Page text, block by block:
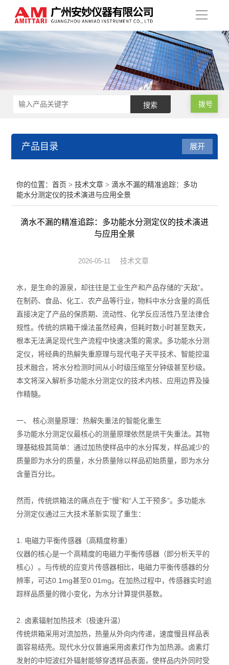
导
拨号
产品目录
超声波测厚仪
硬度计
光泽度仪
水分仪
转速表
透光率仪
频闪仪
风速计
声级计
照度计
温湿度仪
水活度仪
展开
你的位置：首页 >技术文章 > 滴水不漏的精准追踪：多功
能水分测定仪的技术演进与应用全景
滴水不漏的精准追踪：多功能水分测定仪的技术演进
与应用全景
2026-05-11 技术文章
水，是生命的源泉，却往往是工业生产和产品存储的“天敌”。
在制药、食品、化工、农产品等行业，物料中水分含量的高低
直接决定了产品的保质期、流动性、化学反应活性乃至法律合
规性。传统的烘箱干燥法虽然经典，但耗时数小时甚至数天，
根本无法满足现代生产流程中快速决策的需求。多功能水分测
定仪，将经典的热解失重原理与现代电子天平技术、智能控温
技术融合，将水分检测时间从小时级压缩至分钟级甚至秒级。
本文将深入解析多功能水分测定仪的技术内核、应用边界及操
作精髓。
一、 核心测量原理：热解失重法的智能化重生
多功能水分测定仪最核心的测量原理依然是烘干失重法。其物
理基础极其简单：通过加热使样品中的水分挥发，样品减少的
质量即为水分的质量，水分质量除以样品初始质量，即为水分
含量百分比。
然而，传统烘箱法的痛点在于“慢”和“人工干预多”。多功能水
分测定仪通过三大技术革新实现了重生：
1. 电磁力平衡传感器（高精度称重）
仪器的核心是一个高精度的电磁力平衡传感器（即分析天平的
核心）。与传统的应变片传感器相比，电磁力平衡传感器的分
辨率，可达0.1mg甚至0.01mg。在加热过程中，传感器实时追
踪样品质量的微小变化，为水分计算提供基数。
2. 卤素辐射加热技术（极速升温）
传统烘箱采用对流加热，热量从外向内传递，速度慢且样品表
面容易结壳。现代水分仪普遍采用卤素灯作为加热源。卤素灯
发射的中短波红外辐射能够穿透样品表面，使样品内外同时受